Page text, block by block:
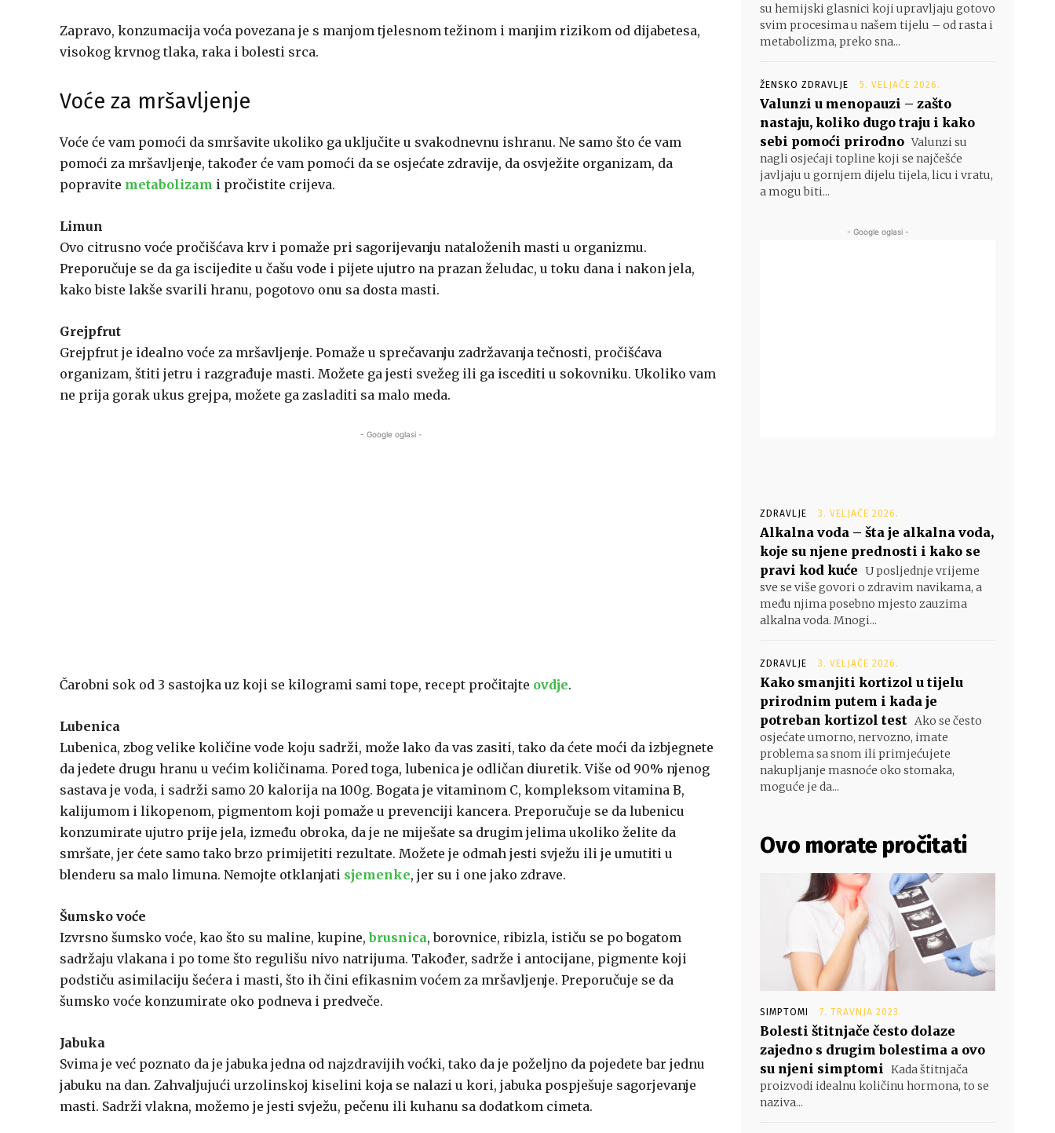
Zapravo, konzumacija voća povezana je s manjom tjelesnom težinom i manjim rizikom od dijabetesa,
visokog krvnog tlaka, raka i bolesti srca.
Voće za mršavljenje
Voće će vam pomoći da smršavite ukoliko ga uključite u svakodnevnu ishranu. Ne samo što će vam
pomoći za mršavljenje, također će vam pomoći da se osjećate zdravije, da osvježite organizam, da
popravite metabolizam i pročistite crijeva.
Limun
Ovo citrusno voće pročišćava krv i pomaže pri sagorijevanju nataloženih masti u organizmu.
Preporučuje se da ga iscijedite u čašu vode i pijete ujutro na prazan želudac, u toku dana i nakon jela,
kako biste lakše svarili hranu, pogotovo onu sa dosta masti.
Grejpfrut
Grejpfrut je idealno voće za mršavljenje. Pomaže u sprečavanju zadržavanja tečnosti, pročišćava
organizam, štiti jetru i razgrađuje masti. Možete ga jesti svežeg ili ga iscediti u sokovniku. Ukoliko vam
ne prija gorak ukus grejpa, možete ga zasladiti sa malo meda.
- Google oglasi -
Čarobni sok od 3 sastojka uz koji se kilogrami sami tope, recept pročitajte ovdje.
Lubenica
Lubenica, zbog velike količine vode koju sadrži, može lako da vas zasiti, tako da ćete moći da izbjegnete
da jedete drugu hranu u većim količinama. Pored toga, lubenica je odličan diuretik. Više od 90% njenog
sastava je voda, i sadrži samo 20 kalorija na 100g. Bogata je vitaminom C, kompleksom vitamina B,
kalijumom i likopenom, pigmentom koji pomaže u prevenciji kancera. Preporučuje se da lubenicu
konzumirate ujutro prije jela, između obroka, da je ne miješate sa drugim jelima ukoliko želite da
smršate, jer ćete samo tako brzo primijetiti rezultate. Možete je odmah jesti svježu ili je umutiti u
blenderu sa malo limuna. Nemojte otklanjati sjemenke, jer su i one jako zdrave.
Šumsko voće
Izvrsno šumsko voće, kao što su maline, kupine, brusnica, borovnice, ribizla, ističu se po bogatom
sadržaju vlakana i po tome što regulišu nivo natrijuma. Također, sadrže i antocijane, pigmente koji
podstiču asimilaciju šećera i masti, što ih čini efikasnim voćem za mršavljenje. Preporučuje se da
šumsko voće konzumirate oko podneva i predveče.
Jabuka
Svima je već poznato da je jabuka jedna od najzdravijih voćki, tako da je poželjno da pojedete bar jednu
jabuku na dan. Zahvaljujući urzolinskoj kiselini koja se nalazi u kori, jabuka pospješuje sagorjevanje
masti. Sadrži vlakna, možemo je jesti svježu, pečenu ili kuhanu sa dodatkom cimeta.
su hemijski glasnici koji upravljaju gotovo
svim procesima u našem tijelu – od rasta i
metabolizma, preko sna...
ŽENSKO ZDRAVLJE 5. VELJAČE 2026.
Valunzi u menopauzi – zašto
nastaju, koliko dugo traju i kako
sebi pomoći prirodno Valunzi su
nagli osjećaji topline koji se najčešće
javljaju u gornjem dijelu tijela, licu i vratu,
a mogu biti...
- Google oglasi -
ZDRAVLJE 3. VELJAČE 2026.
Alkalna voda – šta je alkalna voda,
koje su njene prednosti i kako se
pravi kod kuće U posljednje vrijeme
sve se više govori o zdravim navikama, a
među njima posebno mjesto zauzima
alkalna voda. Mnogi...
ZDRAVLJE 3. VELJAČE 2026.
Kako smanjiti kortizol u tijelu
prirodnim putem i kada je
potreban kortizol test Ako se često
osjećate umorno, nervozno, imate
problema sa snom ili primjećujete
nakupljanje masnoće oko stomaka,
moguće je da...
Ovo morate pročitati
SIMPTOMI 7. TRAVNJA 2023.
Bolesti štitnjače često dolaze
zajedno s drugim bolestima a ovo
su njeni simptomi Kada štitnjača
proizvodi idealnu količinu hormona, to se
naziva...